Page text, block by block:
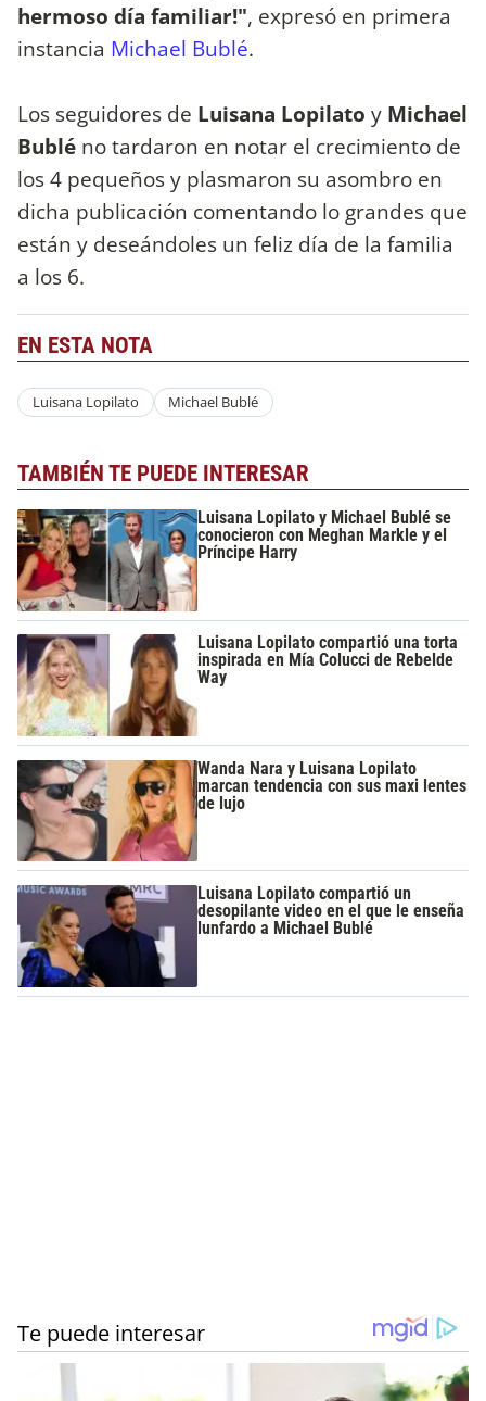
hermoso día familiar!", expresó en primera
instancia Michael Bublé.
Los seguidores de Luisana Lopilato y Michael
Bublé no tardaron en notar el crecimiento de
los 4 pequeños y plasmaron su asombro en
dicha publicación comentando lo grandes que
están y deseándoles un feliz día de la familia
a los 6.
EN ESTA NOTA
Luisana Lopilato Michael Bublé
TAMBIÉN TE PUEDE INTERESAR
Luisana Lopilato y Michael Bublé se
conocieron con Meghan Markle y el
Príncipe Harry
Luisana Lopilato compartió una torta
inspirada en Mía Colucci de Rebelde
Way
Wanda Nara y Luisana Lopilato
marcan tendencia con sus maxi lentes
de lujo
Luisana Lopilato compartió un
desopilante video en el que le enseña
lunfardo a Michael Bublé